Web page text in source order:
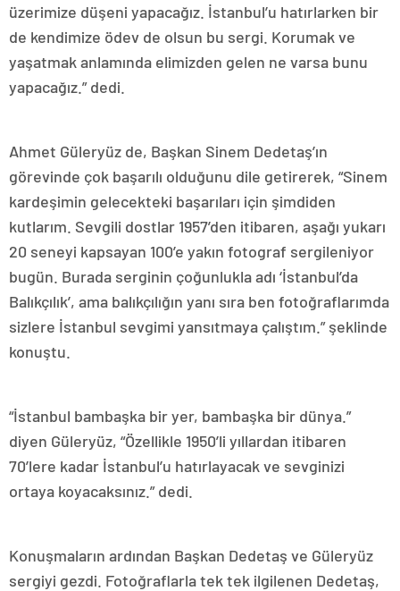
üzerimize düşeni yapacağız. İstanbul’u hatırlarken bir
de kendimize ödev de olsun bu sergi. Korumak ve
yaşatmak anlamında elimizden gelen ne varsa bunu
yapacağız.” dedi.
Ahmet Güleryüz de, Başkan Sinem Dedetaş’ın
görevinde çok başarılı olduğunu dile getirerek, “Sinem
kardeşimin gelecekteki başarıları için şimdiden
kutlarım. Sevgili dostlar 1957’den itibaren, aşağı yukarı
20 seneyi kapsayan 100’e yakın fotograf sergileniyor
bugün. Burada serginin çoğunlukla adı ‘İstanbul’da
Balıkçılık’, ama balıkçılığın yanı sıra ben fotoğraflarımda
sizlere İstanbul sevgimi yansıtmaya çalıştım.” şeklinde
konuştu.
“İstanbul bambaşka bir yer, bambaşka bir dünya.”
diyen Güleryüz, “Özellikle 1950’li yıllardan itibaren
70’lere kadar İstanbul’u hatırlayacak ve sevginizi
ortaya koyacaksınız.” dedi.
Konuşmaların ardından Başkan Dedetaş ve Güleryüz
sergiyi gezdi. Fotoğraflarla tek tek ilgilenen Dedetaş,